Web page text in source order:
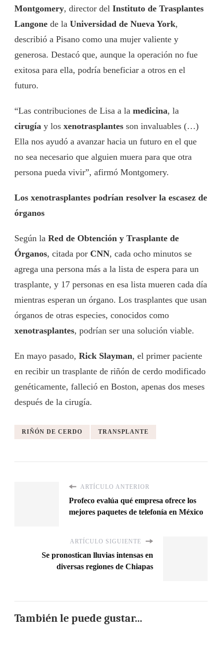
Montgomery, director del Instituto de Trasplantes
Langone de la Universidad de Nueva York,
describió a Pisano como una mujer valiente y
generosa. Destacó que, aunque la operación no fue
exitosa para ella, podría beneficiar a otros en el
futuro.
“Las contribuciones de Lisa a la medicina, la
cirugía y los xenotrasplantes son invaluables (…)
Ella nos ayudó a avanzar hacia un futuro en el que
no sea necesario que alguien muera para que otra
persona pueda vivir”, afirmó Montgomery.
Los xenotrasplantes podrían resolver la escasez de
órganos
Según la Red de Obtención y Trasplante de
Órganos, citada por CNN, cada ocho minutos se
agrega una persona más a la lista de espera para un
trasplante, y 17 personas en esa lista mueren cada día
mientras esperan un órgano. Los trasplantes que usan
órganos de otras especies, conocidos como
xenotrasplantes, podrían ser una solución viable.
En mayo pasado, Rick Slayman, el primer paciente
en recibir un trasplante de riñón de cerdo modificado
genéticamente, falleció en Boston, apenas dos meses
después de la cirugía.
RIÑÓN DE CERDO TRANSPLANTE
ARTÍCULO ANTERIOR
Profeco evalúa qué empresa ofrece los
mejores paquetes de telefonía en México
ARTÍCULO SIGUIENTE
Se pronostican lluvias intensas en
diversas regiones de Chiapas
También le puede gustar...